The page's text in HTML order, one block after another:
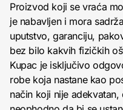
Proizvod koji se vraća
je nabavljen i mora
uputstvo, garanciju,
bez bilo kakvih fizičkih
Kupac je isključivo
robe koja nastane kao
način koji nije